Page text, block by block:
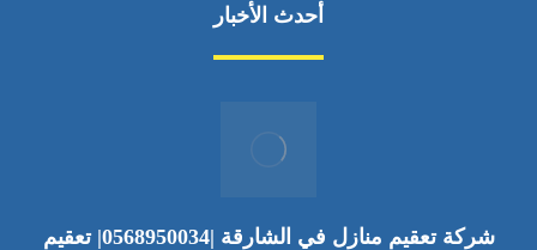
أحدث الأخبار
شركة تعقيم منازل في الشارقة |0568950034| تعقيم